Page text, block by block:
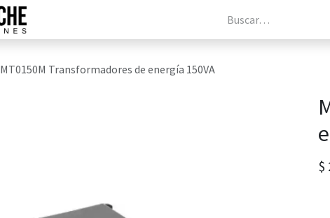
Tienda
MT0150M Transformadores de energía 150VA
$